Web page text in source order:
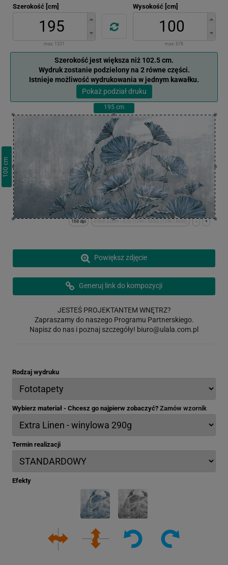
Szerokość [cm]
max: 1321
Wysokość [cm]
max: 678
Szerokość jest większa niż 102.5 cm.
Wydruk zostanie podzielony na 2 równe części.
Istnieje możliwość wydrukowania w jednym kawałku.
Pokaż podział druku
195cm
100
cm
+
-
x:0cm y:0cm | (0,0) (12967,6650) (12967,6650)
168 dpi
Powiększ zdjęcie
Generuj link do kompozycji
JESTEŚ PROJEKTANTEM WNĘTRZ?
Zapraszamy do naszego Programu Partnerskiego.
Napisz do nas i poznaj szczegóły! biuro@ulala.com.pl
Rodzaj wydruku
Wybierz materiał - Chcesz go najpierw zobaczyć? Zamów wzornik
Termin realizacji
Efekty